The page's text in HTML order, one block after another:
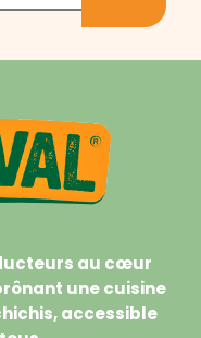
au cœur
une cuisine
accessible